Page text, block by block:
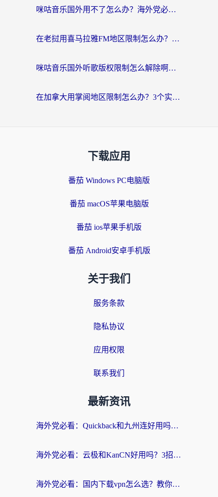
咪咕音乐国外用不了怎么办？海外党必备的国内内容访问全攻略
在老挝用喜马拉雅FM地区限制怎么办？海外党亲测有效的回国加速方案
咪咕音乐国外听歌版权限制怎么解除啊？海外党亲测有效的回国加速方案
在加拿大用掌阅地区限制怎么办？3个实用技巧帮你轻松解决（附海外华人必备工具）
下载应用
番茄 Windows PC电脑版
番茄 macOS苹果电脑版
番茄 ios苹果手机版
番茄 Android安卓手机版
关于我们
服务条款
隐私协议
应用权限
联系我们
最新资讯
海外党必看：Quickback和九州连好用吗？3步选对回国加速器实现无缝刷国内资源
海外党必看：云极和KanCN好用吗？3招教你选对回国加速器（附免费VPN避坑指南）
海外党必看：国内下载vpn怎么选？教你无缝访问国内资源的实用指南